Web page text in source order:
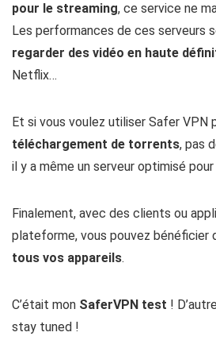
pour le streaming, ce service ne
Les performances de ces serveurs
regarder des vidéo en haute
Netflix…
Et si vous voulez utiliser Safer VPN
téléchargement de torrents, pas
il y a même un serveur optimisé pour
Finalement, avec des clients ou
plateforme, vous pouvez bénéficier
tous vos appareils.
C’était mon SaferVPN test !
stay tuned !